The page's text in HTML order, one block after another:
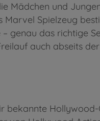
Mädchen und
Spielzeug
genau das richtige
auch abseits
bekannte